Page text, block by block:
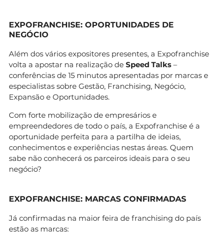
EXPOFRANCHISE: OPORTUNIDADES DE
NEGÓCIO
Além dos vários expositores presentes, a Expofranchise
volta a apostar na realização de Speed Talks –
conferências de 15 minutos apresentadas por marcas e
especialistas sobre Gestão, Franchising, Negócio,
Expansão e Oportunidades.
Com forte mobilização de empresários e
empreendedores de todo o país, a Expofranchise é a
oportunidade perfeita para a partilha de ideias,
conhecimentos e experiências nestas áreas. Quem
sabe não conhecerá os parceiros ideais para o seu
negócio?
EXPOFRANCHISE: MARCAS CONFIRMADAS
Já confirmadas na maior feira de franchising do país
estão as marcas: